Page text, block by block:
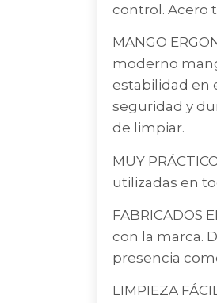
control. Acero
MANGO
moderno
estabilidad en
seguridad y
de limpiar.
MUY
utilizadas en
FABRICADOS
con la marca.
presencia
LIMPIEZA